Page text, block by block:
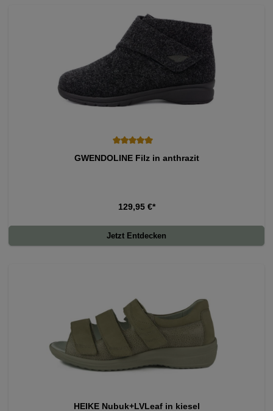
GWENDOLINE Filz in anthrazit
129,95 €*
Jetzt Entdecken
HEIKE Nubuk+LVLeaf in kiesel